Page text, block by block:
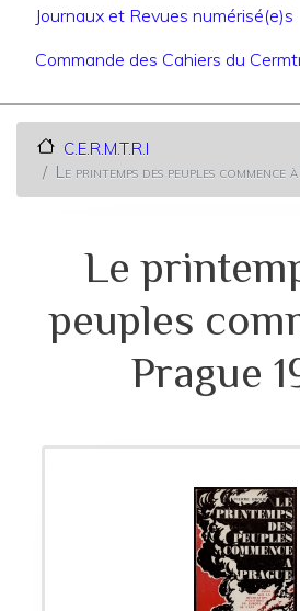
Journaux et Revues numérisé(e)s
Commande des Cahiers du
C.E.R.M.T.R.I
Le printemps des peuples
Le
peuples
Prague